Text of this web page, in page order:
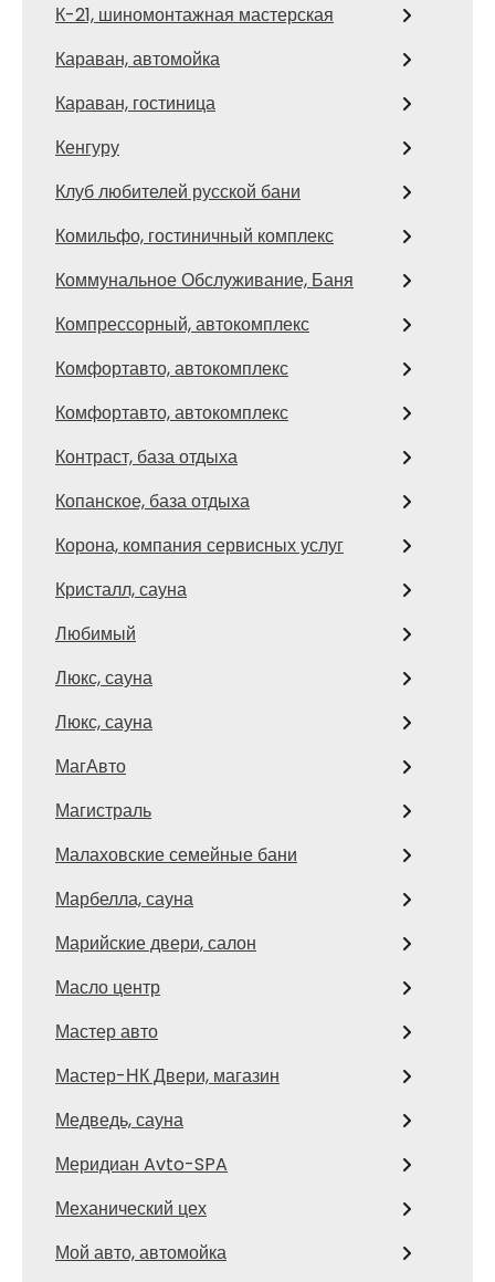
К-21, шиномонтажная мастерская
Караван, автомойка
Караван, гостиница
Кенгуру
Клуб любителей русской бани
Комильфо, гостиничный комплекс
Коммунальное Обслуживание, Баня
Компрессорный, автокомплекс
Комфортавто, автокомплекс
Комфортавто, автокомплекс
Контраст, база отдыха
Копанское, база отдыха
Корона, компания сервисных услуг
Кристалл, сауна
Любимый
Люкс, сауна
Люкс, сауна
МагАвто
Магистраль
Малаховские семейные бани
Марбелла, сауна
Марийские двери, салон
Масло центр
Мастер авто
Мастер-НК Двери, магазин
Медведь, сауна
Меридиан Avto-SPA
Механический цех
Мой авто, автомойка